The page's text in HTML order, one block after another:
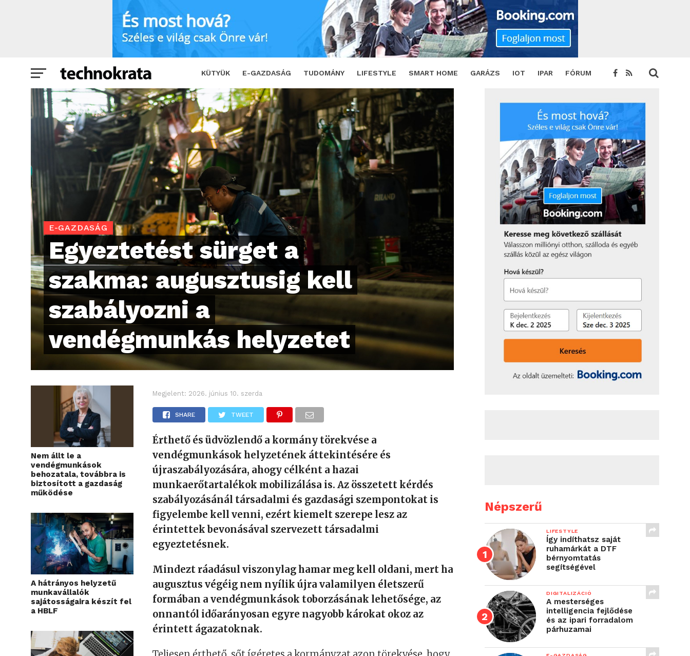
KÜTYÜK E-GAZDASÁG TUDOMÁNY LIFESTYLE SMART HOME GARÁZS IOT IPAR FÓRUM
Egyeztetést sürget a szakma: augusztusig kell szabályozni a vendégmunkás helyzetet SHARE TWEET
E-GAZDASÁG
Egyeztetést sürget a
szakma: augusztusig kell
szabályozni a
vendégmunkás helyzetet
Nem állt le a
vendégmunkások
behozatala, továbbra is
biztosított a gazdaság
működése
A hátrányos helyzetű
munkavállalók
sajátosságaira készít fel
a HBLF
Megjelent: 2026. június 10. szerda
SHARE TWEET
Érthető és üdvözlendő a kormány törekvése a
vendégmunkások helyzetének áttekintésére és
újraszabályozására, ahogy célként a hazai
munkaerőtartalékok mobilizálása is. Az összetett kérdés
szabályozásánál társadalmi és gazdasági szempontokat is
figyelembe kell venni, ezért kiemelt szerepe lesz az
érintettek bevonásával szervezett társadalmi
egyeztetésnek.
Mindezt ráadásul viszonylag hamar meg kell oldani, mert ha
augusztus végéig nem nyílik újra valamilyen életszerű
formában a vendégmunkások toborzásának lehetősége, az
onnantól időarányosan egyre nagyobb károkat okoz az
érintett ágazatoknak.
Népszerű
LIFESTYLE
Így indíthatsz saját
ruhamárkát a DTF
bérnyomtatás
segítségével
DIGITALIZÁCIÓ
A mesterséges
intelligencia fejlődése
és az ipari forradalom
párhuzamai